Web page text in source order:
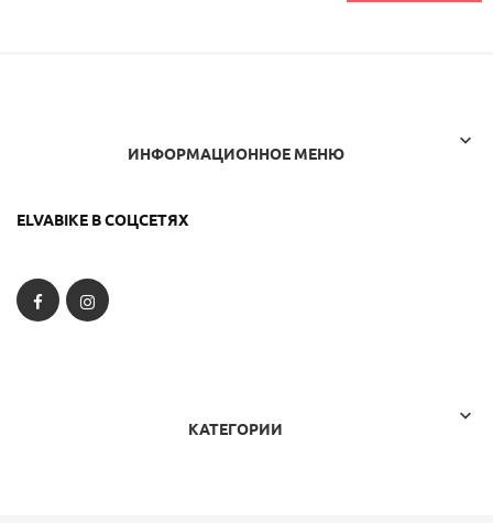
ИНФОРМАЦИОННОЕ МЕНЮ

ELVABIKE В СОЦСЕТЯХ
КАТЕГОРИИ
